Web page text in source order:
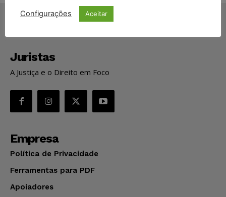
Juristas
A Justiça e o Direito em Foco
Empresa
Política de Privacidade
Ferramentas para PDF
Apoiadores
Configurações Aceitar